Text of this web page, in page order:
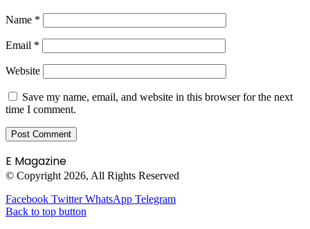
Name *
Email *
Website
Save my name, email, and website in this browser for the next
time I comment.
E Magazine
© Copyright 2026, All Rights Reserved
Facebook Twitter WhatsApp Telegram
Back to top button